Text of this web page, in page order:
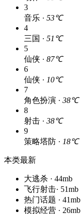
3
音乐 · 53℃
4
三国 · 51℃
5
仙侠 · 87℃
6
仙侠 · 10℃
7
角色扮演 · 38℃
8
射击 · 38℃
9
策略塔防 · 18℃
本类最新
大逃杀 · 44mb
飞行射击· 51mb
热门话题 · 41mb
模拟经营 · 26mb